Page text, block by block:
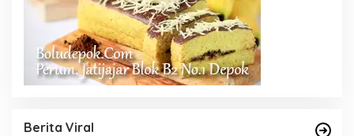
Berita Viral